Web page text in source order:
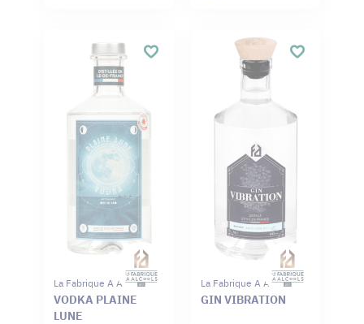
La Fabrique A Alcools
VODKA PLAINE
LUNE
La Fabrique A Alcools
GIN VIBRATION